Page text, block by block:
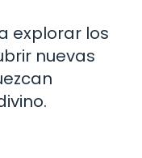
explorar los
nuevas